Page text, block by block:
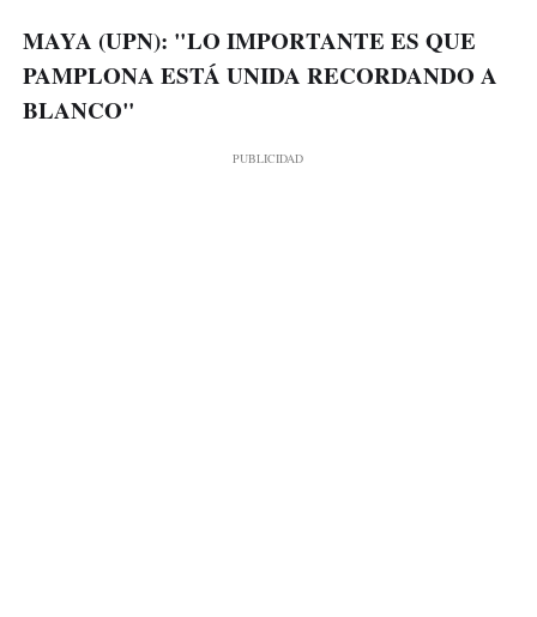
MAYA (UPN): "LO IMPORTANTE ES QUE
PAMPLONA ESTÁ UNIDA RECORDANDO A
BLANCO"